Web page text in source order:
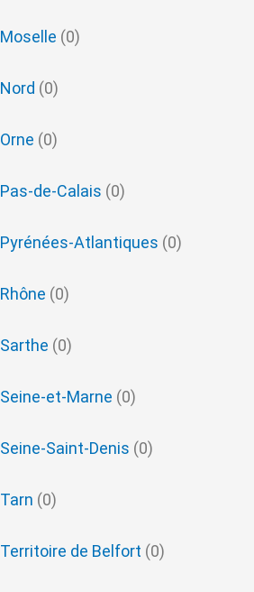
Moselle (0)
Nord (0)
Orne (0)
Pas-de-Calais (0)
Pyrénées-Atlantiques (0)
Rhône (0)
Sarthe (0)
Seine-et-Marne (0)
Seine-Saint-Denis (0)
Tarn (0)
Territoire de Belfort (0)